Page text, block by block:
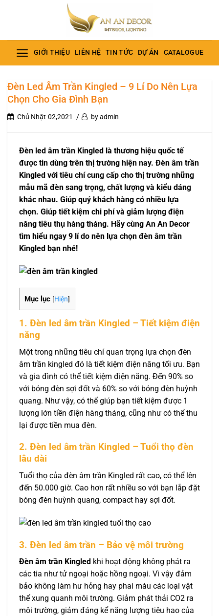
dung
GIỚI THIỆU LIÊN HỆ TIN TỨC DỰ ÁN CATALOGUE
Đèn Led Âm Trần Kingled – 9 Lí Do Nên Lựa
Chọn Cho Gia Đình Bạn
Chủ Nhật-02,2021 by admin
Đèn led âm trần Kingled là thương hiệu quốc tế
được tin dùng trên thị trường hiện nay. Đèn âm trần
Kingled với tiêu chí cung cấp cho thị trường những
mẫu mã đèn sang trọng, chất lượng và kiểu dáng
khác nhau. Giúp quý khách hàng có nhiều lựa
chọn. Giúp tiết kiệm chi phí và giảm lượng điện
năng tiêu thụ hàng tháng. Hãy cùng An An Decor
tìm hiểu ngay 9 lí do nên lựa chọn đèn âm trần
Kingled bạn nhé!
Mục lục [Hiện]
1. Đèn led âm trần Kingled – Tiết kiệm điện
năng
Một trong những tiêu chí quan trọng lựa chọn đèn
âm trần kingled đó là tiết kiệm điện năng tối ưu. Bạn
và gia đình có thể tiết kiệm điện năng. Đến 90% so
với bóng đèn sợi đốt và 60% so với bóng đèn huỳnh
quang. Như vậy, có thể giúp bạn tiết kiệm được 1
lượng lớn tiền điện hàng tháng, cũng như có thể thu
lại được tiền mua đèn.
2. Đèn led âm trần Kingled – Tuổi thọ đèn
lâu dài
Tuổi thọ của đèn âm trần Kingled rất cao, có thể lên
đến 50.000 giờ. Cao hơn rất nhiều so với bạn lắp đặt
bóng đèn huỳnh quang, compact hay sợi đốt.
3. Đèn led âm trần – Bảo vệ môi trường
Đèn âm trần Kingled khi hoạt động không phát ra
các tia như tử ngoại hoặc hồng ngoại. Vì vậy đảm
bảo không làm hư hỏng hay phai màu các loại vật
thể xung quanh môi trường. Giảm phát thải CO2 ra
môi trường, giảm đáng kể năng lượng tiêu hao của